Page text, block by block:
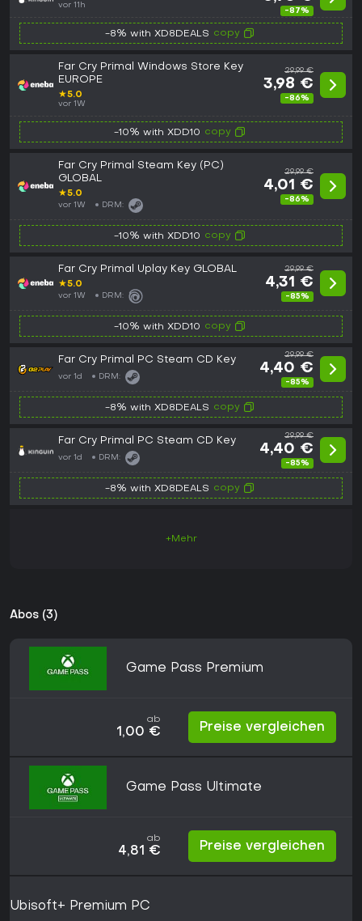
vor 11h
-87%
-8% with XD8DEALS copy
Far Cry Primal Windows Store Key
EUROPE
★5.0
vor 1W
29,99 €
3,98 €
-86%
-10% with XDD10 copy
Far Cry Primal Steam Key (PC)
GLOBAL
★5.0
vor 1W DRM:
29,99 €
4,01 €
-86%
-10% with XDD10 copy
Far Cry Primal Uplay Key GLOBAL
★5.0
vor 1W DRM:
29,99 €
4,31 €
-85%
-10% with XDD10 copy
Far Cry Primal PC Steam CD Key
vor 1d DRM:
29,99 €
4,40 €
-85%
-8% with XD8DEALS copy
Far Cry Primal PC Steam CD Key
vor 1d DRM:
29,99 €
4,40 €
-85%
-8% with XD8DEALS copy
+Mehr
Abos (3)
Game Pass Premium
ab
1,00 € Preise vergleichen
Game Pass Ultimate
ab
4,81 € Preise vergleichen
Ubisoft+ Premium PC